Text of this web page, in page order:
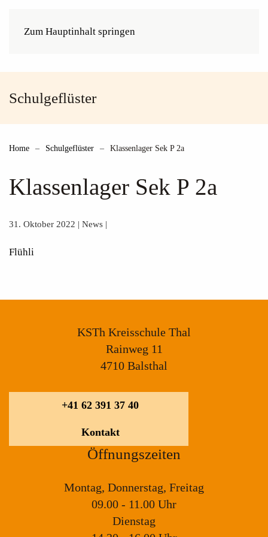
Zum Hauptinhalt springen
Schulgeflüster
Home Schulgeflüster Klassenlager Sek P 2a
Klassenlager Sek P 2a
31. Oktober 2022 | News |
Flühli
KSTh Kreisschule Thal
Rainweg 11
4710 Balsthal
+41 62 391 37 40
Kontakt
Öffnungszeiten
Montag, Donnerstag, Freitag
09.00 - 11.00 Uhr
Dienstag